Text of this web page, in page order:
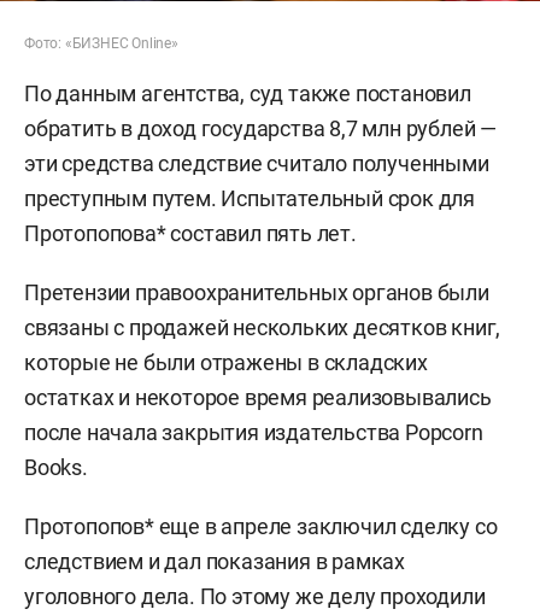
Фото: «БИЗНЕС Online»
По данным агентства, суд также постановил
обратить в доход государства 8,7 млн рублей —
эти средства следствие считало полученными
преступным путем. Испытательный срок для
Протопопова* составил пять лет.
Претензии правоохранительных органов были
связаны с продажей нескольких десятков книг,
которые не были отражены в складских
остатках и некоторое время реализовывались
после начала закрытия издательства Popcorn
Books.
Протопопов* еще в апреле заключил сделку со
следствием и дал показания в рамках
уголовного дела. По этому же делу проходили